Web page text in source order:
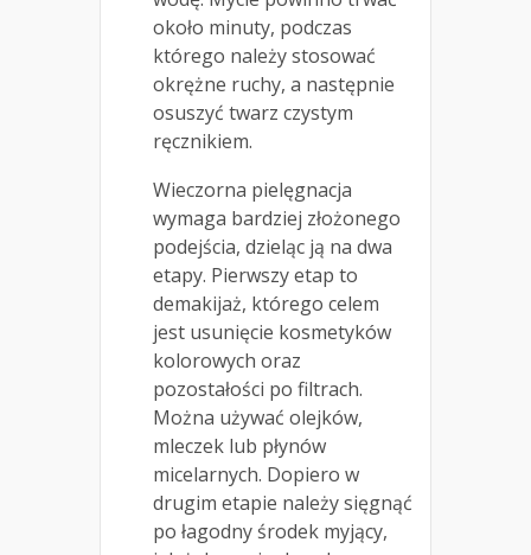
około minuty, podczas
którego należy stosować
okrężne ruchy, a następnie
osuszyć twarz czystym
ręcznikiem.
Wieczorna pielęgnacja
wymaga bardziej złożonego
podejścia, dzieląc ją na dwa
etapy. Pierwszy etap to
demakijaż, którego celem
jest usunięcie kosmetyków
kolorowych oraz
pozostałości po filtrach.
Można używać olejków,
mleczek lub płynów
micelarnych. Dopiero w
drugim etapie należy sięgnąć
po łagodny środek myjący,